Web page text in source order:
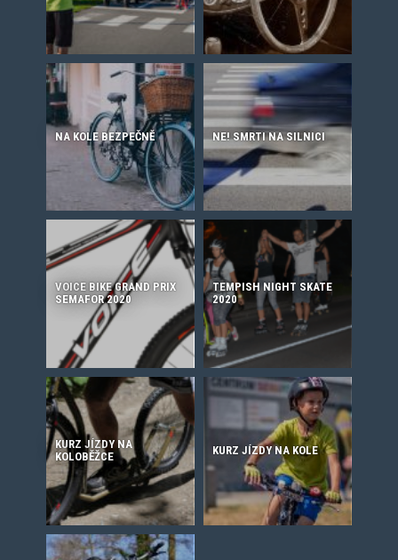
NA KOLE BEZPEČNĚ NE! SMRTI NA SILNICI
VOICE BIKE GRAND PRIX
SEMAFOR 2020
TEMPISH NIGHT SKATE
2020
KURZ JÍZDY NA
KOLOBĚŽCE
KURZ JÍZDY NA KOLE